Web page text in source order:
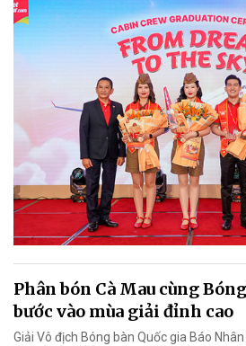
Phân bón Cà Mau cùng
bước vào mùa giải đỉnh cao
Giải Vô địch Bóng bàn Quốc gia Báo